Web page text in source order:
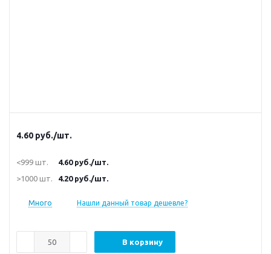
4.60 руб./шт.
<999 шт. 4.60руб./шт.
>1000 шт.
4.20руб./шт.
Много Нашли данный товар дешевле?
В корзину